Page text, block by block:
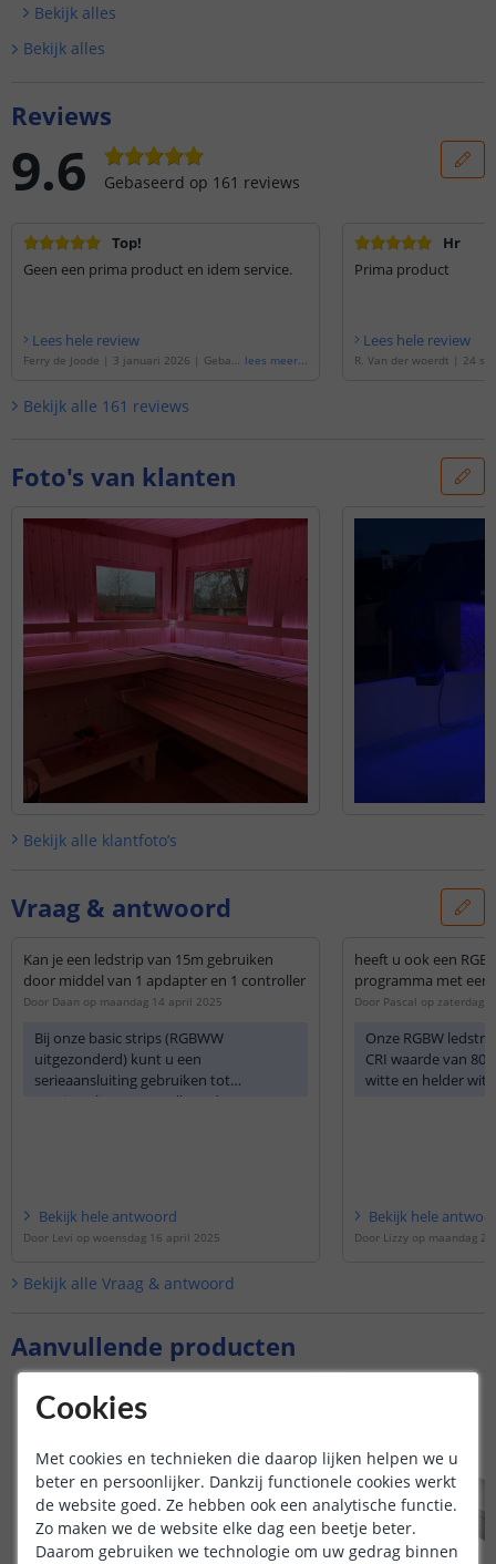
Bekijk alles
Bekijk alles
Aanvullende producten
Reviews
9.6 Gebaseerd op 161 reviews
Top!
Geen een prima product en idem service.
Lees hele review
Ferry de Joode | 3 januari 2026 | Gebase
lees meer...
Hr
Prima product
Lees hele review
R. Van der woerdt | 24
Bekijk alle 161 reviews
Foto's van klanten
Bekijk alle klantfoto’s
Vraag & antwoord
Kan je een ledstrip van 15m gebruiken
door middel van 1 apdapter en 1 controller
Door Daan op maandag 14 april 2025
Bij onze basic strips (RGBWW
uitgezonderd) kunt u een
serieaansluiting gebruiken tot
maximaal 20 meter. Alle andere
Bekijk hele antwoord
Door Levi op woensdag 16 april 2025
heeft u ook een
programma met een
Door Pascal op zaterdag
Onze RGBW
CRI waarde van
witte en helder
Bekijk hele
Door Lizzy op maandag
Bekijk alle Vraag & antwoord
Cookies
Met cookies en technieken die daarop lijken helpen we u
beter en persoonlijker. Dankzij functionele cookies werkt
de website goed. Ze hebben ook een analytische functie.
Zo maken we de website elke dag een beetje beter.
Daarom gebruiken we technologie om uw gedrag binnen